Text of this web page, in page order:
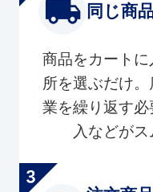
同じ商
商品をカート
所を選ぶだけ
業を繰り返す
入などがス